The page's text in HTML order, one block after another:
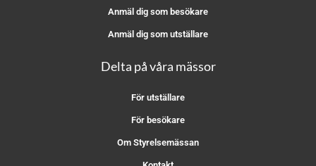
Anmäl dig som besökare
Anmäl dig som utställare
Delta på våra mässor
För utställare
För besökare
Om Styrelsemässan